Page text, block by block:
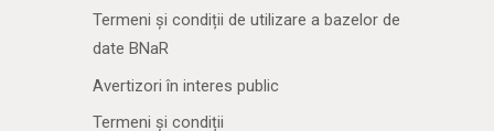
Termeni și condiții de utilizare a bazelor de
date BNaR
Avertizori în interes public
Termeni și condiții